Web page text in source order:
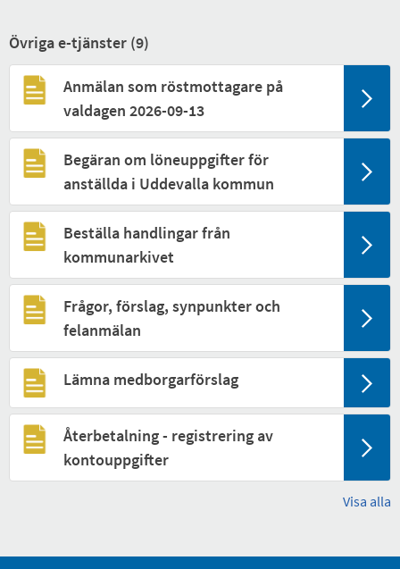
Övriga e-tjänster (9)
Anmälan som röstmottagare på
valdagen 2026-09-13
Begäran om löneuppgifter för
anställda i Uddevalla kommun
Beställa handlingar från
kommunarkivet
Frågor, förslag, synpunkter och
felanmälan
Lämna medborgarförslag
Återbetalning - registrering av
kontouppgifter
Visa alla